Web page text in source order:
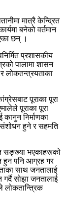
मात्रै केन्द्रित
बनेको वर्तमान
छन् ।
प्रशासकीय
पालामा शासन
लोकतन्त्रयताका
पूराका पूरा
पूराका पूरा
निर्माणका
हुने र सहमति
सङ्ख्या भएकाहरूको
हुन पनि आग्रह गर
साथ जनतालाई
गर्दै सोझा जनतालाई
लोकतान्त्रिक